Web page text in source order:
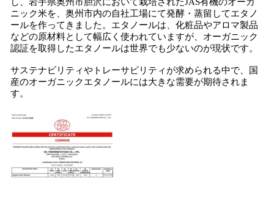
ニック米を、奥州市内の自社工場にて発酵・蒸留してエタノ
ールを作ってきました。エタノールは、化粧品やアロマ製品
などの原材料として幅広く使われていますが、オーガニック
認証を取得したエタノールは世界でも少ないのが現状です。
サステナビリティやトレーサビリティが求められる中で、国
産のオーガニックエタノールには大きな需要が期待されま
す。